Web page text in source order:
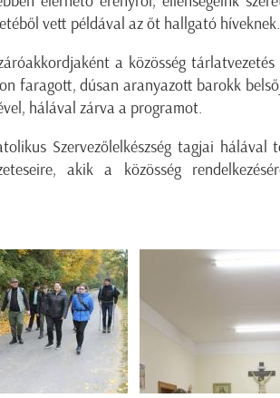
vett példával az őt hallgató híveknek.
a közösség
faragott, dúsan aranyazott barokk
hálával zárva a programot.
Szervezőlelkészség tagjai
akik a közösség